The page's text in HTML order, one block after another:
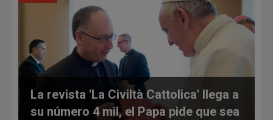
La revista 'La Civiltà Cattolica' llega a
su número 4 mil, el Papa pide que sea